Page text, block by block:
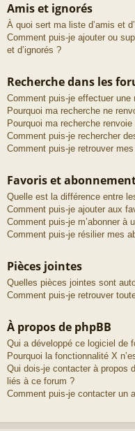
Amis et ignorés
À quoi sert ma liste d’amis et
Comment puis-je ajouter ou
et d’ignorés ?
Recherche dans les
Comment puis-je effectuer
Pourquoi ma recherche ne
Pourquoi ma recherche
Comment puis-je rechercher
Comment puis-je retrouver
Favoris et
Quelle est la différence entre
Comment puis-je ajouter aux
Comment puis-je m’abonner à
Comment puis-je résilier mes
Pièces jointes
Quelles pièces jointes sont
Comment puis-je retrouver
À propos de phpBB
Qui a développé ce logiciel de
Pourquoi la fonctionnalité X
Qui dois-je contacter à propos
liés à ce forum ?
Comment puis-je contacter un